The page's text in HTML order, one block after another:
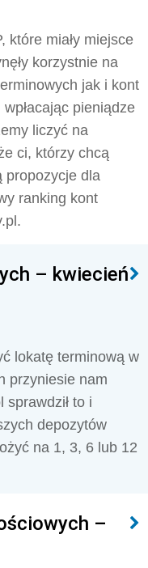
które miały miejsce
korzystnie na
jak i kont
pieniądze
liczyć na
ci, którzy chcą
propozycje dla
ranking kont
– kwiecień
lokatę terminową w
przyniesie nam
sprawdził to i
depozytów
na 1, 3, 6 lub 12
–